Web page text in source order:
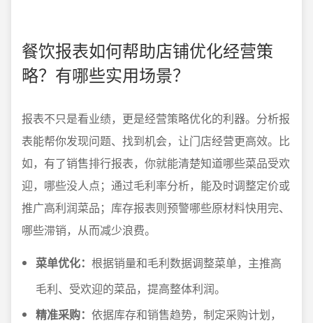
餐饮报表如何帮助店铺优化经营策
略？有哪些实用场景？
报表不只是看业绩，更是经营策略优化的利器。分析报
表能帮你发现问题、找到机会，让门店经营更高效。比
如，有了销售排行报表，你就能清楚知道哪些菜品受欢
迎，哪些没人点；通过毛利率分析，能及时调整定价或
推广高利润菜品；库存报表则预警哪些原材料快用完、
哪些滞销，从而减少浪费。
菜单优化： 根据销量和毛利数据调整菜单，主推高
毛利、受欢迎的菜品，提高整体利润。
精准采购： 依据库存和销售趋势，制定采购计划，